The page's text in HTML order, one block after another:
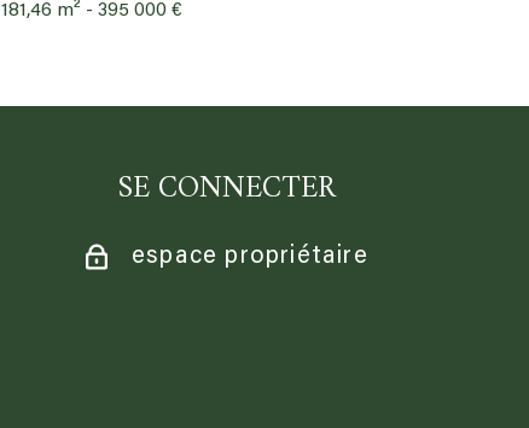
181,46 m² - 395 000 €
SE CONNECTER
espace propriétaire